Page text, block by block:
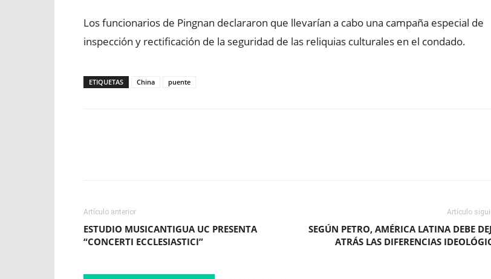
Los funcionarios de Pingnan declararon que llevarían a cabo una campaña especial de
inspección y rectificación de la seguridad de las reliquias culturales en el condado.
ETIQUETAS China puente
Artículo anterior
ESTUDIO MUSICANTIGUA UC PRESENTA
“CONCERTI ECCLESIASTICI”
Artículo
SEGÚN PETRO, AMÉRICA LATINA DEBE
ATRÁS LAS DIFERENCIAS